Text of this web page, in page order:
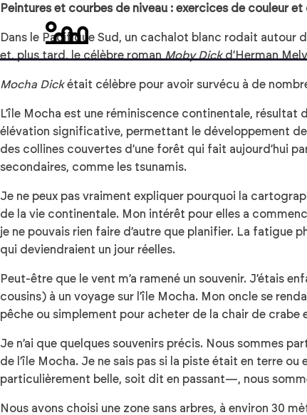
Peintures et courbes de niveau : exercices de couleur et
Dans le Pacifique Sud, un cachalot blanc rodait autour
et, plus tard, le célèbre roman Moby Dickd’Herman
Mocha Dickétait célèbre pour avoir survécu à de
L’île Mocha est une réminiscence continentale,
élévation significative, permettant le développement de
des collines couvertes d’une forêt qui fait aujourd’hui
secondaires, comme les tsunamis.
Je ne peux pas vraiment expliquer pourquoi la
de la vie continentale. Mon intérêt pour elles a
je ne pouvais rien faire d’autre que planifier. La
qui deviendraient un jour réelles.
Peut-être que le vent m’a ramené un souvenir. J’étais
cousins) à un voyage sur l’île Mocha. Mon oncle se
pêche ou simplement pour acheter de la chair de crabe
Je n’ai que quelques souvenirs précis. Nous sommes
de l’île Mocha. Je ne sais pas si la piste était en terre
particulièrement belle, soit dit en passant—, nous
Nous avons choisi une zone sans arbres, à environ 30